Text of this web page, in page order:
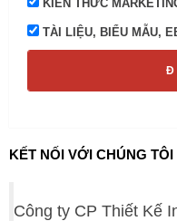
KIẾN THỨC
TÀI LIỆU, BIỂU MẪU,
KẾT NỐI VỚI CHÚNG TÔI
Công ty CP Thiết Kế